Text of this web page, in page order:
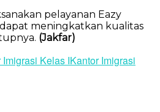
pelayanan Eazy
meningkatkan kualitas
(Jakfar)
Imigrasi Kelas IKantor Imigrasi